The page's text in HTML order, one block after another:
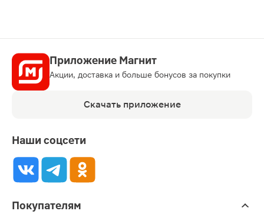
Приложение Магнит
Акции, доставка и больше бонусов за покупки
Скачать приложение
Наши соцсети
Покупателям